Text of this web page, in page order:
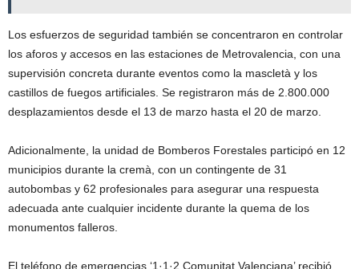
Los esfuerzos de seguridad también se concentraron en controlar
los aforos y accesos en las estaciones de Metrovalencia, con una
supervisión concreta durante eventos como la mascletà y los
castillos de fuegos artificiales. Se registraron más de 2.800.000
desplazamientos desde el 13 de marzo hasta el 20 de marzo.
Adicionalmente, la unidad de Bomberos Forestales participó en 12
municipios durante la cremà, con un contingente de 31
autobombas y 62 profesionales para asegurar una respuesta
adecuada ante cualquier incidente durante la quema de los
monumentos falleros.
El teléfono de emergencias ‘1·1·2 Comunitat Valenciana’ recibió